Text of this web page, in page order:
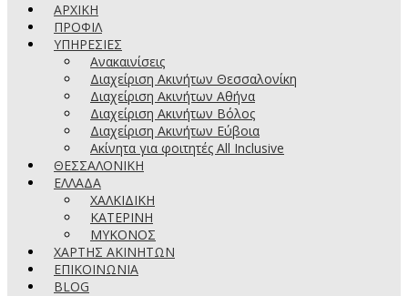
ΑΡΧΙΚΗ
ΠΡΟΦΙΛ
ΥΠΗΡΕΣΙΕΣ
Ανακαινίσεις
Διαχείριση Ακινήτων Θεσσαλονίκη
Διαχείριση Ακινήτων Αθήνα
Διαχείριση Ακινήτων Βόλος
Διαχείριση Ακινήτων Εύβοια
Ακίνητα για φοιτητές All Inclusive
ΘΕΣΣΑΛΟΝΙΚΗ
ΕΛΛΑΔΑ
ΧΑΛΚΙΔΙΚΗ
ΚΑΤΕΡΙΝΗ
ΜΥΚΟΝΟΣ
ΧΑΡΤΗΣ ΑΚΙΝΗΤΩΝ
ΕΠΙΚΟΙΝΩΝΙΑ
BLOG